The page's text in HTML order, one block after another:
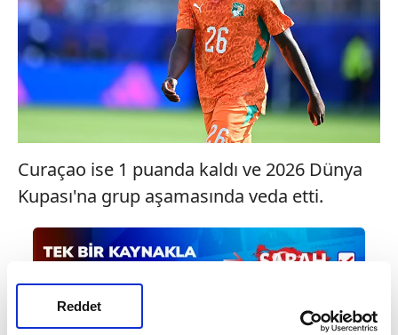
Reddet
Curaçao ise 1 puanda kaldı ve 2026 Dünya
Kupası'na grup aşamasında veda etti.